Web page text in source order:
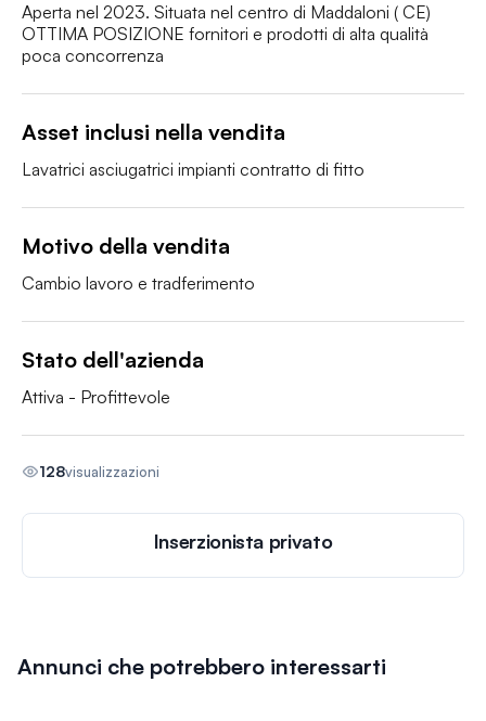
Aperta nel 2023. Situata nel centro di Maddaloni ( CE)
OTTIMA POSIZIONE fornitori e prodotti di alta qualità
poca concorrenza
Asset inclusi nella vendita
Lavatrici asciugatrici impianti contratto di fitto
Motivo della vendita
Cambio lavoro e tradferimento
Stato dell'azienda
Attiva - Profittevole
128visualizzazioni
Inserzionista privato
Annunci che potrebbero interessarti